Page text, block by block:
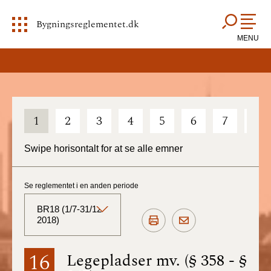
Bygningsreglementet.dk
MENU
1 2 3 4 5 6 7
Swipe horisontalt for at se alle emner
16 Legepladser mv. (§ 358 - §
Se reglementet i en anden periode
BR18 (1/7-31/12
2018)
BR18 (Aktuelt)